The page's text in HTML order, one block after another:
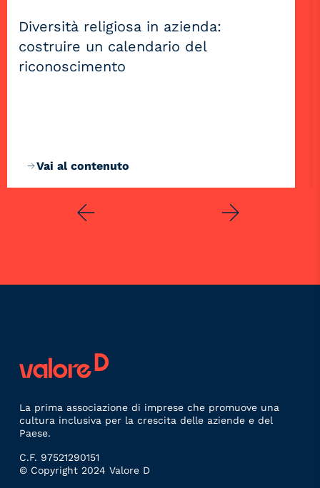
Diversità religiosa in azienda:
costruire un calendario del
riconoscimento
Vai al contenuto
La prima associazione di imprese che promuove una
cultura inclusiva per la crescita delle aziende e del
Paese.
C.F. 97521290151
© Copyright 2024 Valore D